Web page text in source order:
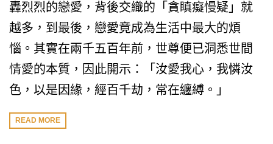
轟烈烈的戀愛，背後交織的「貪瞋癡慢疑」就
越多，到最後，戀愛竟成為生活中最大的煩
惱。其實在兩千五百年前，世尊便已洞悉世間
情愛的本質，因此開示：「汝愛我心，我憐汝
色，以是因緣，經百千劫，常在纏縛。」
READ MORE